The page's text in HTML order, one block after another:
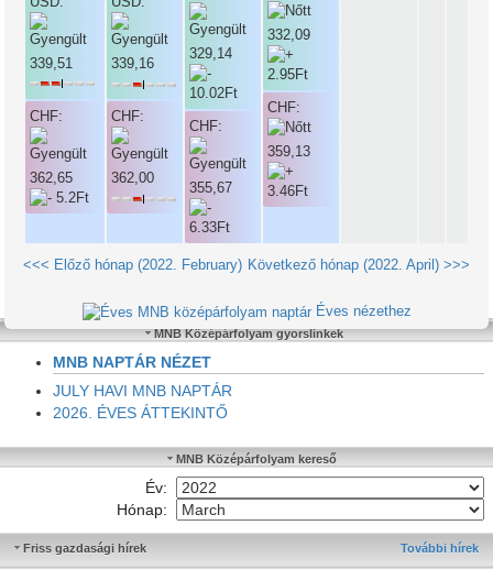
339,51
CHF:
362,65
339,16
CHF:
362,00
329,14
CHF:
355,67
332,09
CHF:
359,13
<<< Előző hónap (2022. February) Következő hónap (2022. April) >>>
Éves nézethez
MNB Középárfolyam gyorslinkek
MNB NAPTÁR NÉZET
JULY HAVI MNB NAPTÁR
2026. ÉVES ÁTTEKINTŐ
MNB Középárfolyam kereső
Év:
Hónap:
Friss gazdasági hírek További hírek